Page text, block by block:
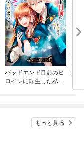
バッドエンド目前のヒ
ロインに転生した私、
結
もっと見る